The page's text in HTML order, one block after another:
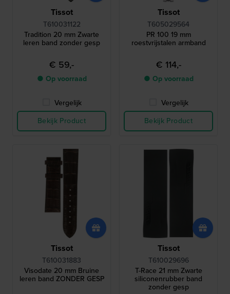
Tissot
T610031122
Tradition 20 mm Zwarte
leren band zonder gesp
€ 59,-
● Op voorraad
Vergelijk
Bekijk Product
Tissot
T605029564
PR 100 19 mm
roestvrijstalen armband
€ 114,-
● Op voorraad
Vergelijk
Bekijk Product
Tissot
T610031883
Visodate 20 mm Bruine
leren band ZONDER GESP
Tissot
T610029696
T-Race 21 mm Zwarte
siliconenrubber band
zonder gesp